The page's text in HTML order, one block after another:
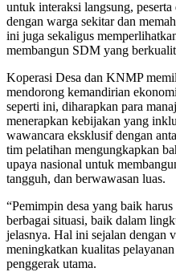
untuk interaksi langsung,
dengan warga sekitar dan
ini juga sekaligus
membangun SDM yang
Koperasi Desa dan KNMP
mendorong kemandirian
seperti ini, diharapkan para
menerapkan kebijakan yang
wawancara eksklusif dengan
tim pelatihan mengungkapkan
upaya nasional untuk
tangguh, dan berwawasan luas.
“Pemimpin desa yang baik
berbagai situasi, baik dalam
jelasnya. Hal ini sejalan dengan
meningkatkan kualitas
penggerak utama.